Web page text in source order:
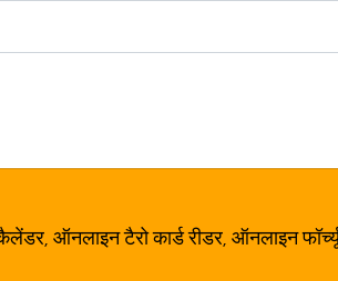
ऑनलाइन टैरो कार्ड रीडर, ऑनलाइन